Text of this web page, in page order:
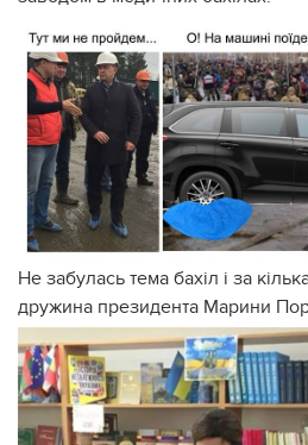
Не забулась тема бахіл і за
дружина президента Марини